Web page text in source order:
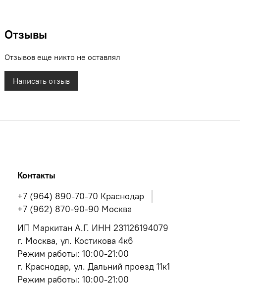
Отзывы
Отзывов еще никто не оставлял
Написать отзыв
Контакты
+7 (964) 890-70-70 Краснодар
+7 (962) 870-90-90 Москва
ИП Маркитан А.Г. ИНН 231126194079
г. Москва, ул. Костикова 4к6
Режим работы: 10:00-21:00
г. Краснодар, ул. Дальний проезд 11к1
Режим работы: 10:00-21:00